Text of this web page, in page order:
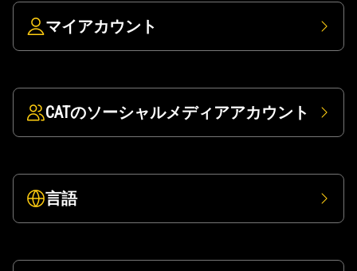
マイアカウント
CATのソーシャルメディアアカウント
言語